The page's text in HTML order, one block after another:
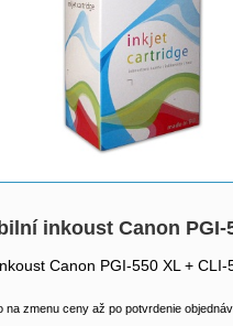
inkoust Canon PGI-
Canon PGI-550 XL +
zmenu ceny až po potvrdenie